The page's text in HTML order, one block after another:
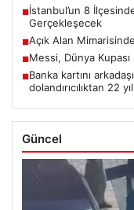
■İstanbul’un 8
Gerçekleşecek
■Açık Alan
■Messi, Dünya
■Banka kartını
dolandırıcılıktan 22
Güncel